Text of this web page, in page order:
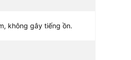
không gây tiếng ồn.